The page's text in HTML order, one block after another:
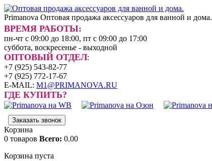
Primanova Оптовая продажа аксессуаров для ванной и дома.
ВРЕМЯ РАБОТЫ:
пн-чт с 09:00 до 18:00, пт с 09:00 до 17:00
суббота, воскресенье - выходной
ОПТОВЫЙ ОТДЕЛ:
+7 (925) 543-82-77
+7 (925) 772-17-67
E-MAIL: M1@PRIMANOVA.RU
ГДЕ КУПИТЬ?
Заказать звонок
Корзина
0 товаров Всего: 0.00
Корзина пуста